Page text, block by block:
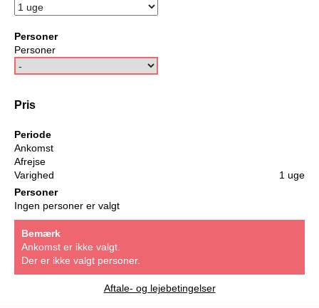
Personer
Personer
Pris
Periode
Ankomst
Afrejse
Varighed
1 uge
Personer
Ingen personer er valgt
Bemærk
Ankomst er ikke valgt.
Der er ikke valgt personer.
Aftale- og lejebetingelser